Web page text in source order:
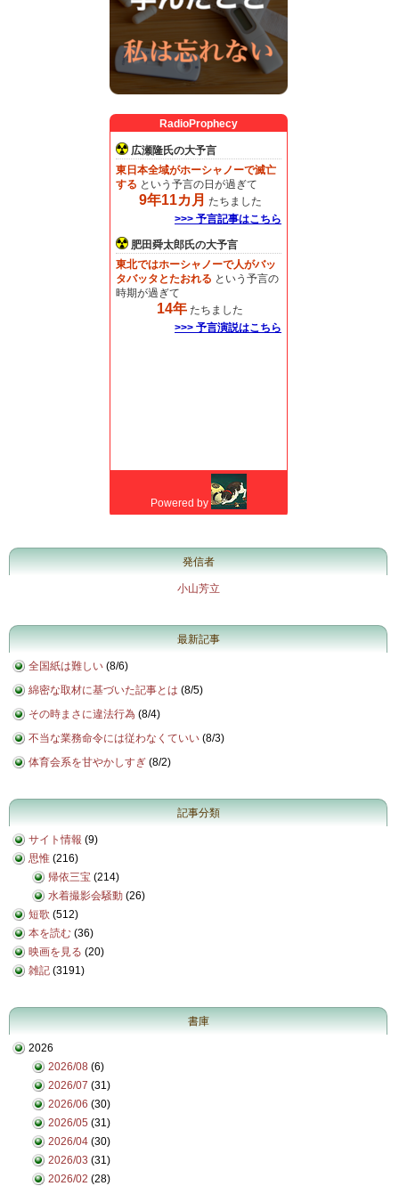
発信者
小山芳立
最新記事
全国紙は難しい (8/6)
綿密な取材に基づいた記事とは (8/5)
その時まさに違法行為 (8/4)
不当な業務命令には従わなくていい (8/3)
体育会系を甘やかしすぎ (8/2)
記事分類
サイト情報 (9)
思惟 (216)
帰依三宝 (214)
水着撮影会騒動 (26)
短歌 (512)
本を読む (36)
映画を見る (20)
雑記 (3191)
書庫
2026
2026/08 (6)
2026/07 (31)
2026/06 (30)
2026/05 (31)
2026/04 (30)
2026/03 (31)
2026/02 (28)